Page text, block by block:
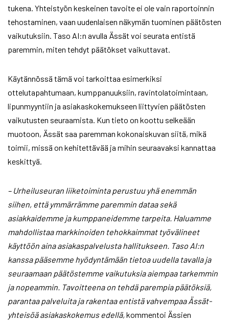
tukena. Yhteistyön keskeinen tavoite ei ole vain raportoinnin
tehostaminen, vaan uudenlaisen näkymän tuominen päätösten
vaikutuksiin. Taso AI:n avulla Ässät voi seurata entistä
paremmin, miten tehdyt päätökset vaikuttavat.
Käytännössä tämä voi tarkoittaa esimerkiksi
ottelutapahtumaan, kumppanuuksiin, ravintolatoimintaan,
lipunmyyntiin ja asiakaskokemukseen liittyvien päätösten
vaikutusten seuraamista. Kun tieto on koottu selkeään
muotoon, Ässät saa paremman kokonaiskuvan siitä, mikä
toimii, missä on kehitettävää ja mihin seuraavaksi kannattaa
keskittyä.
– Urheiluseuran liiketoiminta perustuu yhä enemmän
siihen, että ymmärrämme paremmin dataa sekä
asiakkaidemme ja kumppaneidemme tarpeita. Haluamme
mahdollistaa markkinoiden tehokkaimmat työvälineet
käyttöön aina asiakaspalvelusta hallitukseen. Taso AI:n
kanssa pääsemme hyödyntämään tietoa uudella tavalla ja
seuraamaan päätöstemme vaikutuksia aiempaa tarkemmin
ja nopeammin. Tavoitteena on tehdä parempia päätöksiä,
parantaa palveluita ja rakentaa entistä vahvempaa Ässät-
yhteisöä asiakaskokemus edellä,kommentoi Ässien